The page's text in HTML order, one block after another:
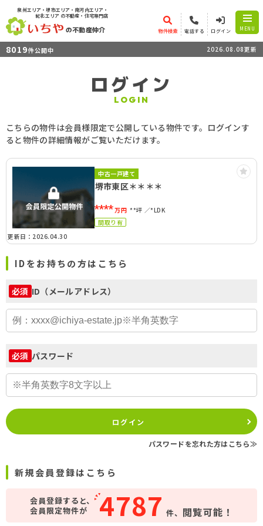
泉州エリア・堺市エリア・南河内エリア・
紀北エリア の不動産・住宅専門店
の不動産仲介 物件検索 電話する ログイン MENU
8019件公開中 2026.08.08更新
ログイン
LOGIN
こちらの物件は会員様限定で公開している物件です。ログインす
ると物件の詳細情報がご覧いただけます。
中古一戸建て
堺市東区＊＊＊＊
****万円 **坪
*LDK
間取り有
更新日：2026.04.30
IDをお持ちの方はこちら
必須 ID（メールアドレス）
必須 パスワード
ログイン
パスワードを忘れた方はこちら≫
新規会員登録はこちら
会員登録すると、
会員限定物件が
4787 件、 閲覧可能！